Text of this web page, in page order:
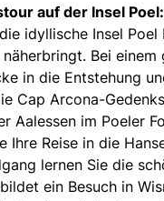
auf der Insel Poel:
idyllische Insel
Bei
in die Entstehung
Cap Arcona-
Aalessen im Poeler
Ihre Reise in die
lernen Sie die
ein Besuch in